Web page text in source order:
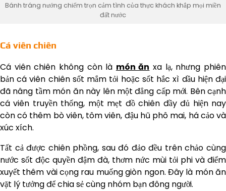
Bánh tráng nướng chiếm trọn cảm tình của thực khách khắp mọi miền
đất nước
Cá viên chiên
Cá viên chiên không còn là món ăn xa lạ, nhưng phiên
bản cá viên chiên sốt mắm tỏi hoặc sốt hắc xì dầu hiện đại
đã nâng tầm món ăn này lên một đẳng cấp mới. Bên cạnh
cá viên truyền thống, một mẹt đồ chiên đầy đủ hiện nay
còn có thêm bò viên, tôm viên, đậu hũ phô mai, há cảo và
xúc xích.
Tất cả được chiên phồng, sau đó đảo đều trên chảo cùng
nước sốt độc quyền đậm đà, thơm nức mùi tỏi phi và điểm
xuyết thêm vài cọng rau muống giòn ngon. Đây là món ăn
vặt lý tưởng để chia sẻ cùng nhóm bạn đông người.